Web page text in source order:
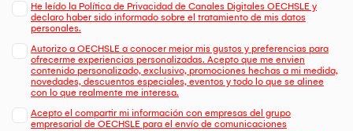
He leído la Política de Privacidad de Canales Digitales OECHSLE y
declaro haber sido informado sobre el tratamiento de mis datos
personales.
Autorizo a OECHSLE a conocer mejor mis gustos y preferencias para
ofrecerme experiencias personalizadas. Acepto que me envien
contenido personalizado, exclusivo, promociones hechas a mi medida,
novedades, descuentos especiales, eventos y todo lo que se alinee
con lo que realmente me interesa.
Acepto el compartir mi información con empresas del grupo
empresarial de OECHSLE para el envío de comunicaciones